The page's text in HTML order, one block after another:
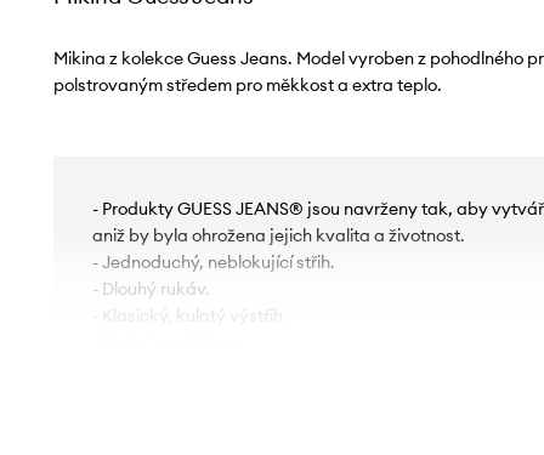
Mikina z kolekce Guess Jeans. Model vyroben z pohodlného
polstrovaným středem pro měkkost a extra teplo.
- Produkty GUESS JEANS® jsou navrženy tak, aby
aniž by byla ohrožena jejich kvalita a životnost.
- Jednoduchý, neblokující střih.
- Dlouhý rukáv.
- Klasický, kulatý výstřih.